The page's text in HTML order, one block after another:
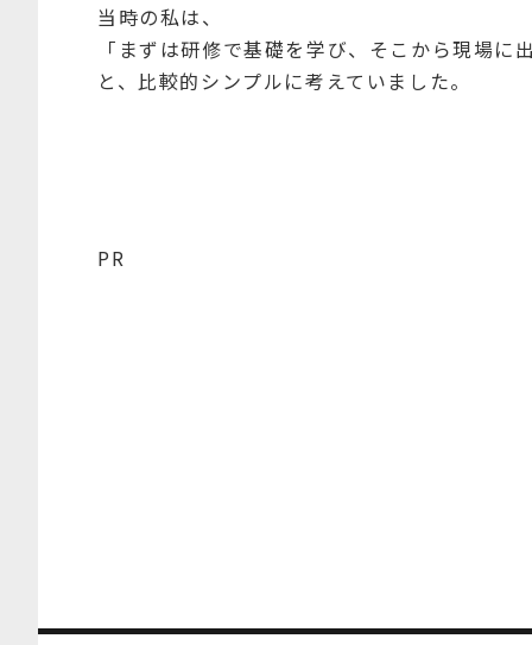
当時の私は、
「まずは研修で基礎を学び、そこから現場に
と、比較的シンプルに考えていました。
PR